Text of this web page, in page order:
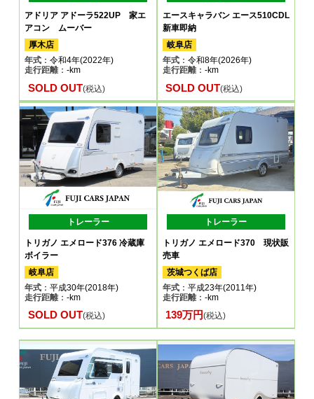
アドリア アドーラ522UP 家エ
アコン ムーバー
厚木店
年式 ：令和4年(2022年)
走行距離：-km
SOLD OUT(税込)
エースキャラバン エース510CDL
新車即納
岐阜店
年式：令和8年(2026年)
走行距離：-km
SOLD OUT(税込)
トレーラー
トリガノ エメロード376 冷蔵庫
ボイラー
岐阜店
年式 ：平成30年(2018年)
走行距離：-km
SOLD OUT(税込)
トレーラー
トリガノ エメロード370 現状販
売車
茨城つくば店
年式：平成23年(2011年)
走行距離：-km
139万円(税込)